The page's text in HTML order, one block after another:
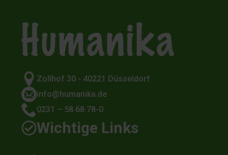
Zollhof 30 - 40221 Düsseldorf
info@humanika.de
0231 – 58 68 78-0
Wichtige Links